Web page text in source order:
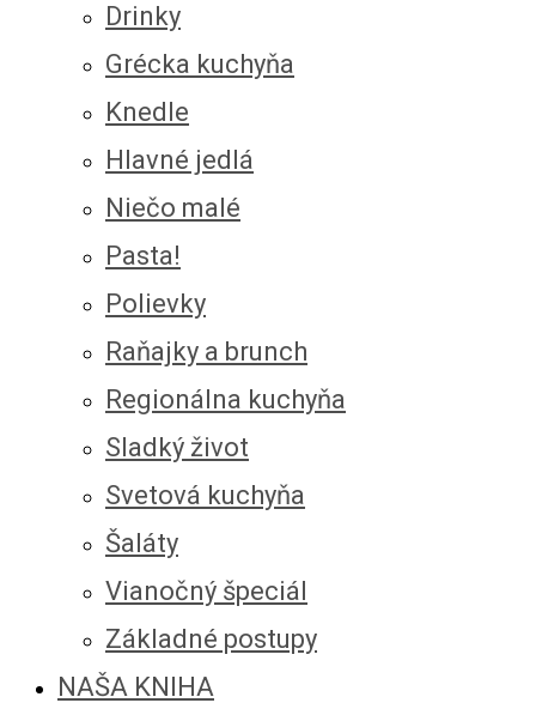
Drinky
Grécka kuchyňa
Knedle
Hlavné jedlá
Niečo malé
Pasta!
Polievky
Raňajky a brunch
Regionálna kuchyňa
Sladký život
Svetová kuchyňa
Šaláty
Vianočný špeciál
Základné postupy
NAŠA KNIHA